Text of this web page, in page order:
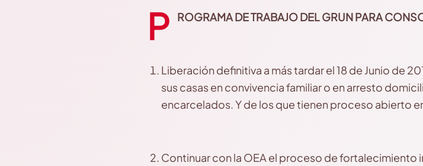
P ROGRAMA DE TRABAJO DEL GRUN PARA
Liberación definitiva a más tardar el 18 de Junio de
sus casas en convivencia familiar o en arresto
encarcelados. Y de los que tienen proceso abierto
Continuar con la OEA el proceso de